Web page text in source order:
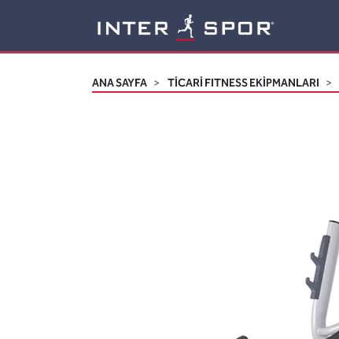
ANA SAYFA TİCARİ FITNESS EKİPMANLARI